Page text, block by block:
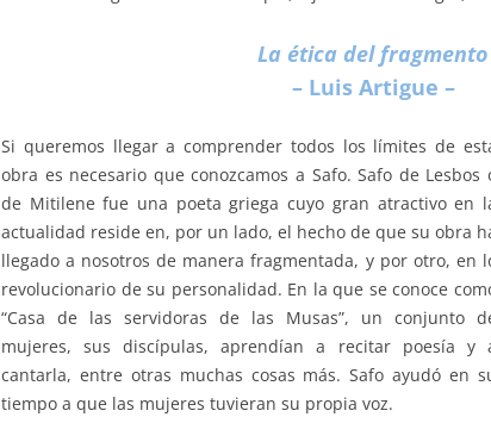
La ética del fragmento
– Luis Artigue –
Si queremos llegar a comprender todos los límites de
obra es necesario que conozcamos a Safo. Safo de Lesbos
de Mitilene fue una poeta griega cuyo gran atractivo en
actualidad reside en, por un lado, el hecho de que su obra
llegado a nosotros de manera fragmentada, y por otro, en
revolucionario de su personalidad. En la que se conoce
“Casa de las servidoras de las Musas”, un conjunto
mujeres, sus discípulas, aprendían a recitar poesía y
cantarla, entre otras muchas cosas más. Safo ayudó en
tiempo a que las mujeres tuvieran su propia voz.